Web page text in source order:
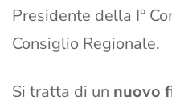
Presidente della I°
Consiglio Regionale.
Si tratta di un nuovo